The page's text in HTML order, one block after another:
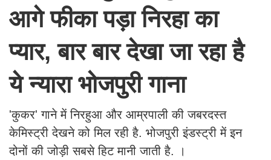
आगे फीका पड़ा निरहा का
प्यार, बार बार देखा जा रहा है
ये न्यारा भोजपुरी गाना
'कुकर' गाने में निरहुआ और आम्रपाली की जबरदस्त
केमिस्ट्री देखने को मिल रही है. भोजपुरी इंडस्ट्री में इन
दोनों की जोड़ी सबसे हिट मानी जाती है. ।